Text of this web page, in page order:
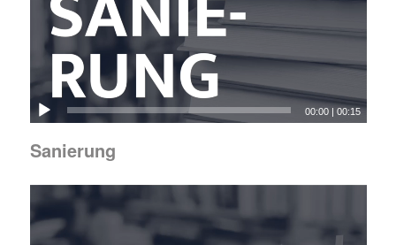
00:00 |00:15
Sanierung